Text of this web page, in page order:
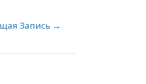
Запись →